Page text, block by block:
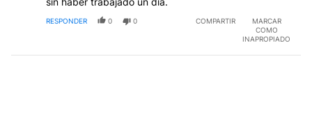
RESPONDER 0 0 COMPARTIR
MARCAR
COMO
INAPROPIADO